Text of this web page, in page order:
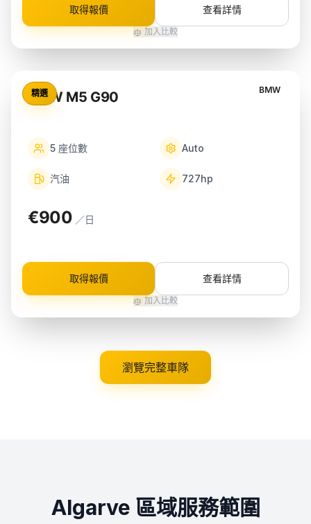
取得報價 查看詳情
加入比較
精選 BMW
BMW M5 G90
5 座位數 Auto
汽油 727hp
€900 ／日
取得報價 查看詳情
加入比較
瀏覽完整車隊
Algarve 區域服務範圍